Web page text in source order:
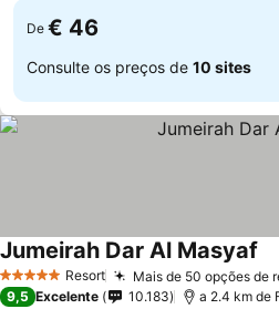
De € 46
Consulte os preços de 10 sites
5 Estrelas Resort Mais de 50 opções de
Jumeirah Dar Al Masyaf
9,5 Excelente 10.183 a 2.4 km de